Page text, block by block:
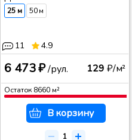
25 м 50 м
11 4.9
6 473 ₽/рул. 129 ₽/м²
Остаток 8660м²
В корзину